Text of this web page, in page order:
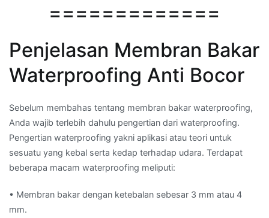
=============
Penjelasan Membran Bakar
Waterproofing Anti Bocor
Sebelum membahas tentang membran bakar waterproofing,
Anda wajib terlebih dahulu pengertian dari waterproofing.
Pengertian waterproofing yakni aplikasi atau teori untuk
sesuatu yang kebal serta kedap terhadap udara. Terdapat
beberapa macam waterproofing meliputi:
• Membran bakar dengan ketebalan sebesar 3 mm atau 4
mm.